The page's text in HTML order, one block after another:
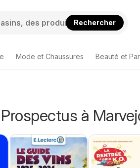
Rechercher
Mode et Chaussures Beauté et
à